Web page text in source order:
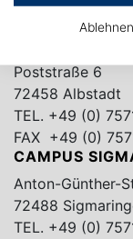
Poststraße 6
72458 Albstadt
TEL. +49 (0)
FAX +49 (0)
CAMPUS
Anton-Günther-
72488
TEL. +49 (0)
Ablehnen